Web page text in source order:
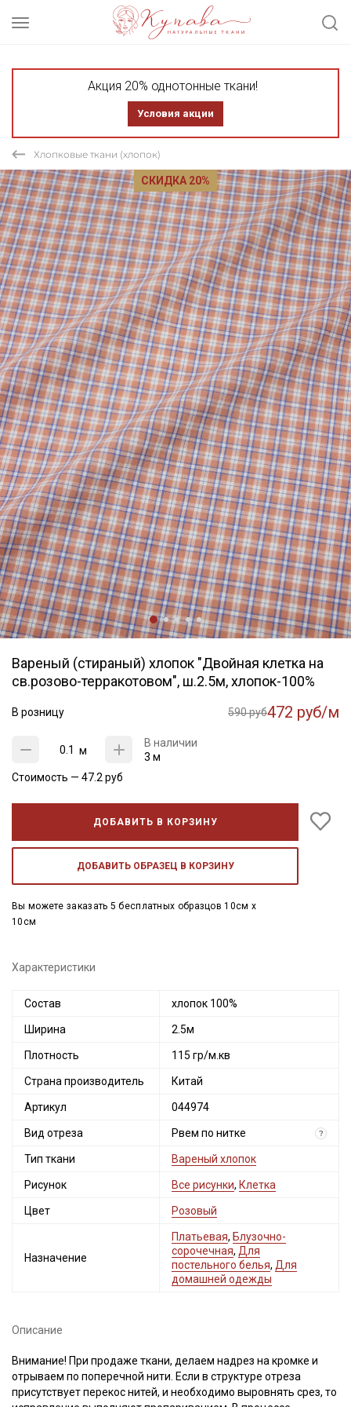
Акция 20% однотонные ткани!
Условия акции
Хлопковые ткани (хлопок)
СКИДКА 20%
Вареный (стираный) хлопок "Двойная клетка на
св.розово-терракотовом", ш.2.5м, хлопок-100%
В розницу 590 руб472 руб/м
м
В наличии
3 м
Стоимость — 47.2 руб
ДОБАВИТЬ В КОРЗИНУ
ДОБАВИТЬ ОБРАЗЕЦ В КОРЗИНУ
Вы можете заказать 5 бесплатных образцов 10см x
10см
Характеристики
Состав хлопок 100%
Ширина 2.5м
Плотность 115 гр/м.кв
Страна производитель Китай
Артикул 044974
Вид отреза Рвем по нитке ?
Тип ткани Вареный хлопок
Рисунок Все рисунки, Клетка
Цвет Розовый
Назначение
Платьевая, Блузочно-
сорочечная, Для
постельного белья, Для
домашней одежды
Описание
Внимание! При продаже ткани, делаем надрез на кромке и
отрываем по поперечной нити. Если в структуре отреза
присутствует перекос нитей, и необходимо выровнять срез, то